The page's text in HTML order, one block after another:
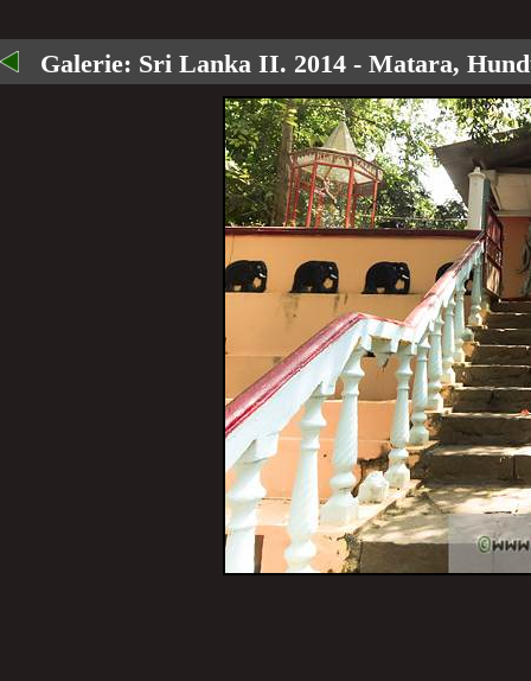
Galerie: Sri Lanka II. 2014 - Matara,